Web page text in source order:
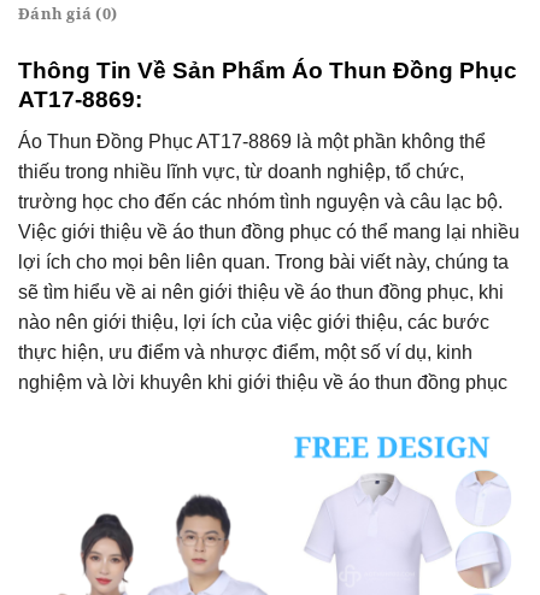
Đánh giá (0)
Thông Tin Về Sản Phẩm Áo Thun Đồng Phục
AT17-8869:
Áo Thun Đồng PhụcAT17-8869 là một phần không thể
thiếu trong nhiều lĩnh vực, từ doanh nghiệp, tổ chức,
trường học cho đến các nhóm tình nguyện và câu lạc bộ.
Việc giới thiệu về áo thun đồng phục có thể mang lại nhiều
lợi ích cho mọi bên liên quan. Trong bài viết này, chúng ta
sẽ tìm hiểu về ai nên giới thiệu về áo thun đồng phục, khi
nào nên giới thiệu, lợi ích của việc giới thiệu, các bước
thực hiện, ưu điểm và nhược điểm, một số ví dụ, kinh
nghiệm và lời khuyên khi giới thiệu về áo thun đồng phục